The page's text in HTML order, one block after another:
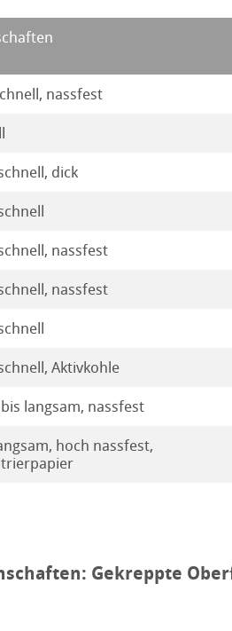
- Aufreinigung und Identifizierung
Teststreifen
nassfest
dick
nassfest
nassfest
Aktivkohle
langsam, nassfest
hoch nassfest,
Gekreppte